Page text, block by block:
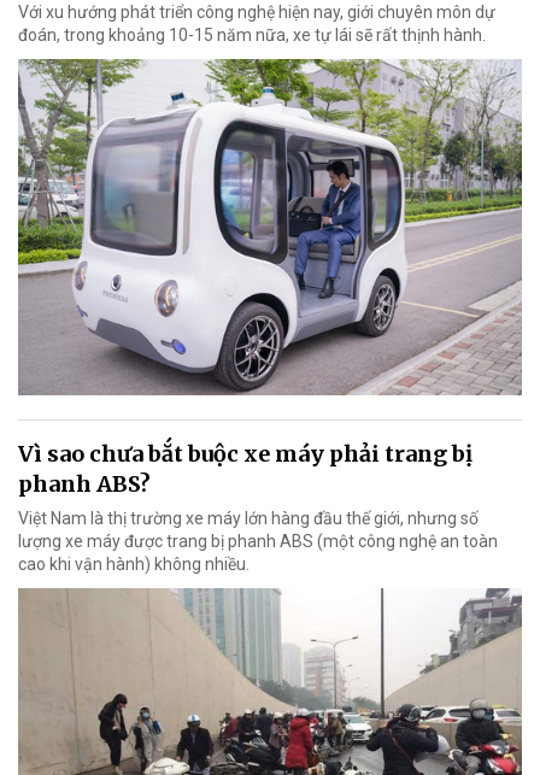
Với xu hướng phát triển công nghệ hiện nay, giới chuyên môn dự
đoán, trong khoảng 10-15 năm nữa, xe tự lái sẽ rất thịnh hành.
Vì sao chưa bắt buộc xe máy phải trang bị
phanh ABS?
Việt Nam là thị trường xe máy lớn hàng đầu thế giới, nhưng số
lượng xe máy được trang bị phanh ABS (một công nghệ an toàn
cao khi vận hành) không nhiều.